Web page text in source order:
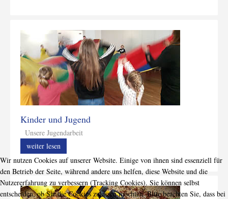
Kinder und Jugend
Unsere Jugendarbeit
weiter lesen
Wir nutzen Cookies auf unserer Website. Einige von ihnen sind essenziell für
den Betrieb der Seite, während andere uns helfen, diese Website und die
Nutzererfahrung zu verbessern (Tracking Cookies). Sie können selbst
entscheiden, ob Sie die Cookies zulassen möchten. Bitte beachten Sie, dass bei